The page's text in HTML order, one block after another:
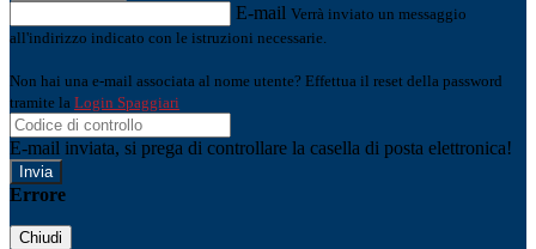
E-mail Verrà inviato un messaggio
all'indirizzo indicato con le istruzioni necessarie.
Non hai una e-mail associata al nome utente? Effettua il reset della password
tramite la Login Spaggiari
E-mail inviata, si prega di controllare la casella di posta elettronica!
Errore
Chiudi